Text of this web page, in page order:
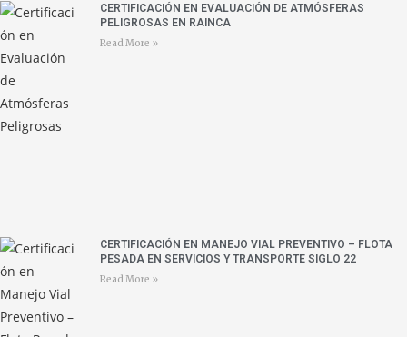
CERTIFICACIÓN EN EVALUACIÓN DE ATMÓSFERAS
PELIGROSAS EN RAINCA
Read More »
CERTIFICACIÓN EN MANEJO VIAL PREVENTIVO – FLOTA
PESADA EN SERVICIOS Y TRANSPORTE SIGLO 22
Read More »